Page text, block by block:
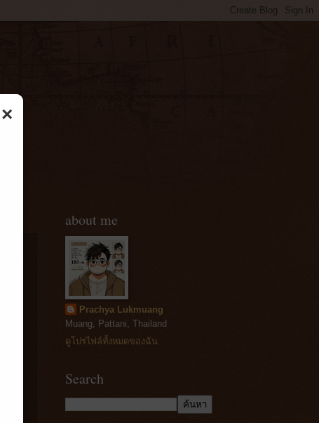
about me
Prachya Lukmuang
Muang, Pattani, Thailand
ดูโปรไฟล์ทั้งหมดของฉัน
Search
×